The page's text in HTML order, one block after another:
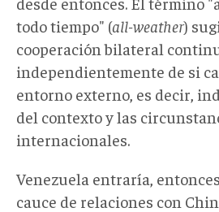
todo tiempo" (all-weather)
cooperación bilateral
independientemente de si
entorno externo, es decir,
del contexto y las
internacionales.
Venezuela entraría,
cauce de relaciones con